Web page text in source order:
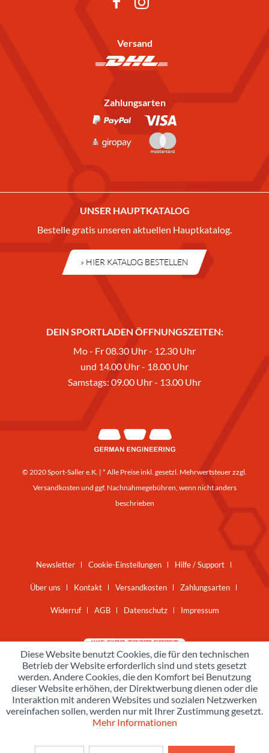
Versand
Zahlungsarten
UNSER HAUPTKATALOG
Bestelle gratis unseren aktuellen Hauptkatalog.
» HIER KATALOG BESTELLEN
DEIN SPORTLADEN ÖFFNUNGSZEITEN:
Mo - Fr 08.30 Uhr - 12.30 Uhr
und 14.00 Uhr - 18.00 Uhr
Samstags: 09.00 Uhr - 13.00 Uhr
© 2020 Sport-Saller e.K. | * Alle Preise inkl. gesetzl. Mehrwertsteuer zzgl.
Versandkosten und ggf. Nachnahmegebühren, wenn nicht anders
beschrieben
Newsletter Cookie-Einstellungen Hilfe / Support
Über uns Kontakt Versandkosten Zahlungsarten
Widerruf AGB Datenschutz Impressum
Diese Website benutzt Cookies, die für den technischen
Betrieb der Website erforderlich sind und stets gesetzt
werden. Andere Cookies, die den Komfort bei Benutzung
dieser Website erhöhen, der Direktwerbung dienen oder die
Interaktion mit anderen Websites und sozialen Netzwerken
vereinfachen sollen, werden nur mit Ihrer Zustimmung gesetzt.
Mehr Informationen